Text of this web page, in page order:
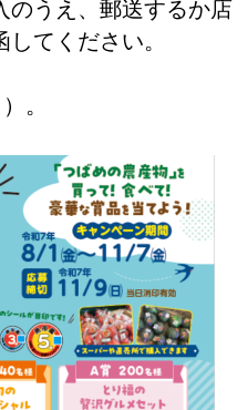
のうえ、郵送するか店
てください。
。